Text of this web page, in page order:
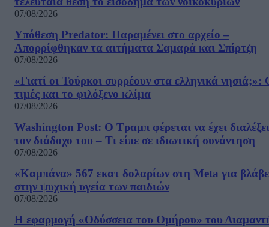
07/08/2026
Υπόθεση Predator: Παραμένει στο αρχείο –
Απορρίφθηκαν τα αιτήματα Σαμαρά και Σπίρτζη
07/08/2026
«Γιατί οι Τούρκοι συρρέουν στα ελληνικά νησιά;»:
τιμές και το φιλόξενο κλίμα
07/08/2026
Washington Post: Ο Τραμπ φέρεται να έχει διαλέξει
τον διάδοχο του – Τι είπε σε ιδιωτική συνάντηση
07/08/2026
«Καμπάνα» 567 εκατ δολαρίων στη Meta για
στην ψυχική υγεία των παιδιών
07/08/2026
Η εφαρμογή «Οδύσσεια του Ομήρου» του